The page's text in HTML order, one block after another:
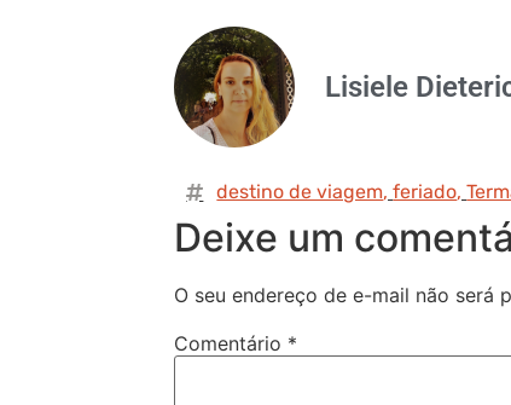
Lisiele
destino de viagem,feriado,
Deixe um
O seu endereço de e-mail não será
Comentário *